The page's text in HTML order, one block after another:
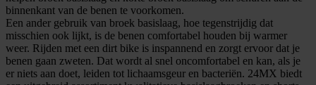
binnenkant van de benen te voorkomen.
Een ander gebruik van broek basislaag, hoe tegenstrijdig dat
misschien ook lijkt, is de benen comfortabel houden bij warmer
weer. Rijden met een dirt bike is inspannend en zorgt ervoor dat je
benen gaan zweten. Dat wordt al snel oncomfortabel en kan, als je
er niets aan doet, leiden tot lichaamsgeur en bacteriën. 24MX biedt